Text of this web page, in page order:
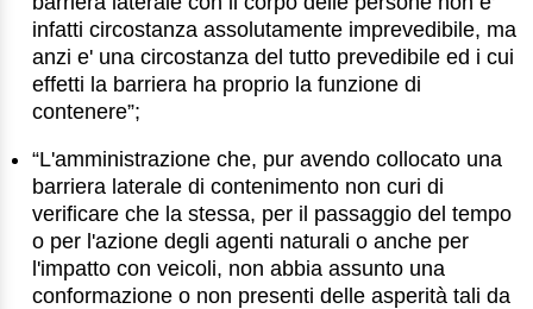
infatti circostanza assolutamente imprevedibile, ma
anzi e' una circostanza del tutto prevedibile ed i cui
effetti la barriera ha proprio la funzione di
contenere”;
“L'amministrazione che, pur avendo collocato una
barriera laterale di contenimento non curi di
verificare che la stessa, per il passaggio del tempo
o per l'azione degli agenti naturali o anche per
l'impatto con veicoli, non abbia assunto una
conformazione o non presenti delle asperità tali da